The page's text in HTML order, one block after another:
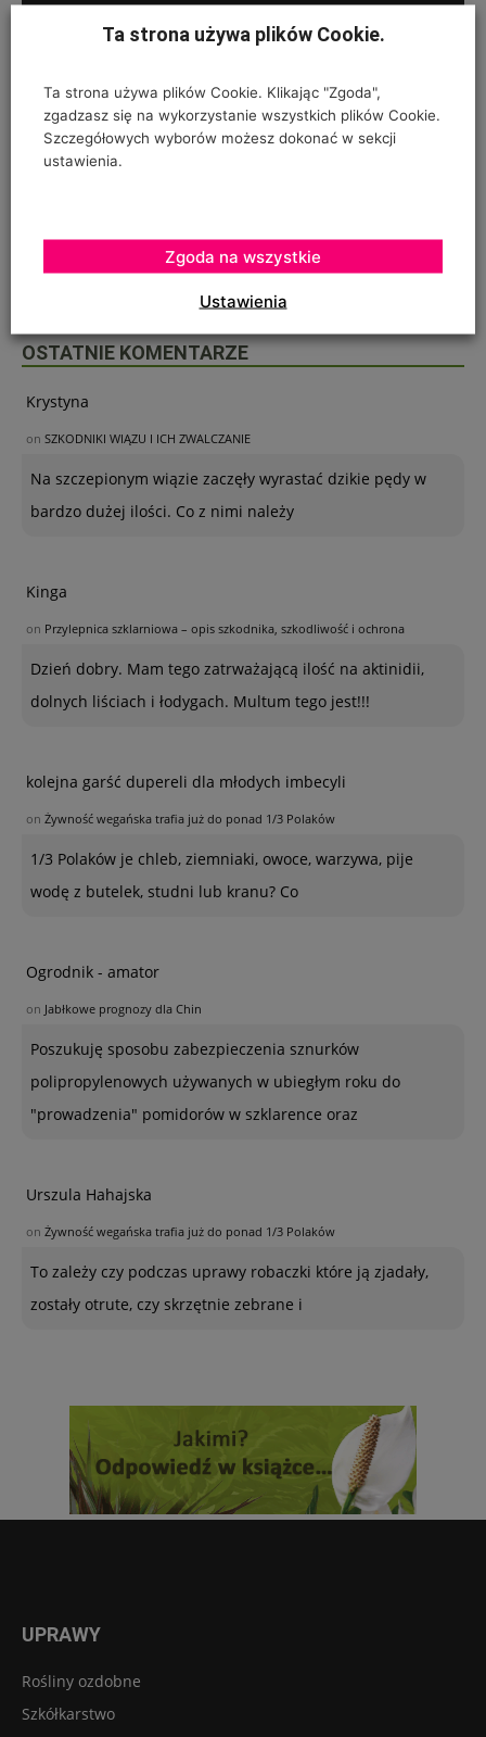
OSTATNIE KOMENTARZE
Krystyna
on SZKODNIKI WIĄZU I ICH ZWALCZANIE
Na szczepionym wiązie zaczęły wyrastać dzikie pędy w
bardzo dużej ilości. Co z nimi należy
Kinga
on Przylepnica szklarniowa – opis szkodnika, szkodliwość i ochrona
Dzień dobry. Mam tego zatrważającą ilość na aktinidii,
dolnych liściach i łodygach. Multum tego jest!!!
kolejna garść dupereli dla młodych imbecyli
on Żywność wegańska trafia już do ponad 1/3 Polaków
1/3 Polaków je chleb, ziemniaki, owoce, warzywa, pije
wodę z butelek, studni lub kranu? Co
Ogrodnik - amator
on Jabłkowe prognozy dla Chin
Poszukuję sposobu zabezpieczenia sznurków
polipropylenowych używanych w ubiegłym roku do
"prowadzenia" pomidorów w szklarence oraz
Urszula Hahajska
on Żywność wegańska trafia już do ponad 1/3 Polaków
To zależy czy podczas uprawy robaczki które ją zjadały,
zostały otrute, czy skrzętnie zebrane i
UPRAWY
Rośliny ozdobne
Szkółkarstwo
Ta strona używa plików Cookie.
Ta strona używa plików Cookie. Klikając "Zgoda",
zgadzasz się na wykorzystanie wszystkich plików Cookie.
Szczegółowych wyborów możesz dokonać w sekcji
ustawienia.
Ustawienia
Zgoda na wszystkie